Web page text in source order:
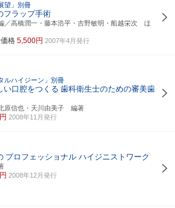
望」別冊
フラップ手術
高橋潤一・藤本浩平・吉野敏明・船越栄次 ほ
格 5,500円 2007年4月発行
ルハイジーン」別冊
い口腔をつくる 歯科衛生士のための審美歯
原信也・天川由美子 編著
2008年11月発行
プロフェッショナル ハイジニストワーク
2008年12月発行